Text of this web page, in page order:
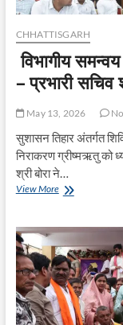
CHHATTISGARH
विभागीय
– प्रभारी सचिव
May 13, 2026
सुशासन तिहार अंतर्गत
निराकरण ग्रीष्मऋतु को
श्री बोरा ने…
View Moreविभागीय
साथ
बेहत्तर
कार्य
करें
अधिकारी
–
प्रभारी